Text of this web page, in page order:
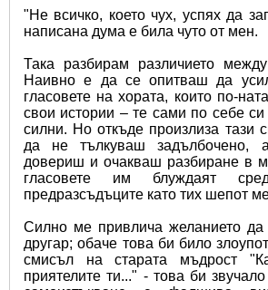
"Не всичко, което чух, успях да
написана дума е била чуто от мен.
Така разбирам различието
Наивно е да се опитваш да
гласовете на хората, които по-
свои истории – те сами по себе си
силни. Но откъде произлиза тази
да не тълкуваш задълбочено,
довериш и очакваш разбиране в
гласовете им блуждаят
предразсъдъците като тих шепот
Силно ме привлича желанието да
другар; обаче това би било
смисъл на старата мъдрост
приятелите ти..." - това би